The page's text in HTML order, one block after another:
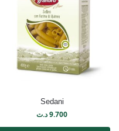
Sedani
9.700د.ت